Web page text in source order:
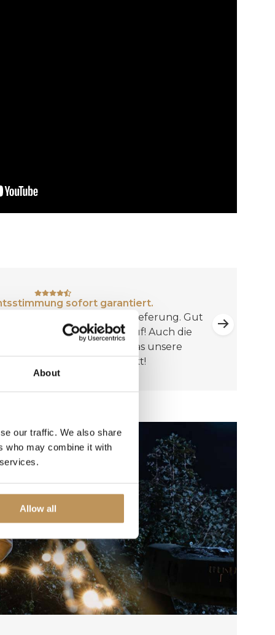
About
our traffic. We also share
who may combine it with
Allow all
sofort garantiert.
Lichterkette. Schnelle Lieferung. Gut
Weihnachtsstimmung auf! Auch die
sich daran erfreuen, was unsere
noch verstärkt!